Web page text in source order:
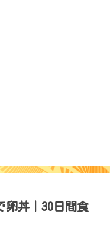
卵丼｜30日間食